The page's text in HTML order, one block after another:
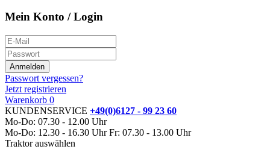
Mein Konto / Login
Passwort vergessen?
Jetzt registrieren
Warenkorb 0
KUNDENSERVICE +49(0)6127 - 99 23 60
Mo-Do: 07.30 - 12.00 Uhr
Mo-Do: 12.30 - 16.30 Uhr Fr: 07.30 - 13.00 Uhr
Traktor auswählen